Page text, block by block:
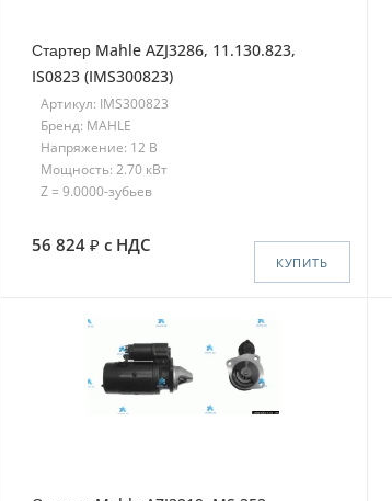
Стартер Mahle AZJ3286, 11.130.823,
IS0823 (IMS300823)
Артикул: IMS300823
Бренд: MAHLE
Напряжение: 12 В
Мощность: 2.70 кВт
Z = 9.0000-зубьев
56 824 с НДС
КУПИТЬ